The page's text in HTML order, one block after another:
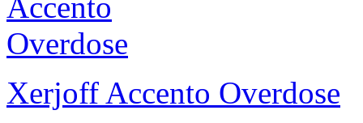
Xerjoff Accento Overdose